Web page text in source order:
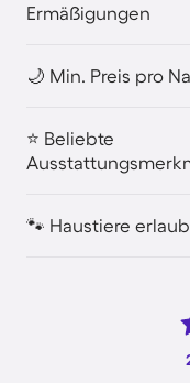
Ermäßigungen
🌙 Min. Preis pro
⭐ Beliebte
🐾 Haustiere